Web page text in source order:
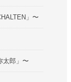
」〜
太郎」〜